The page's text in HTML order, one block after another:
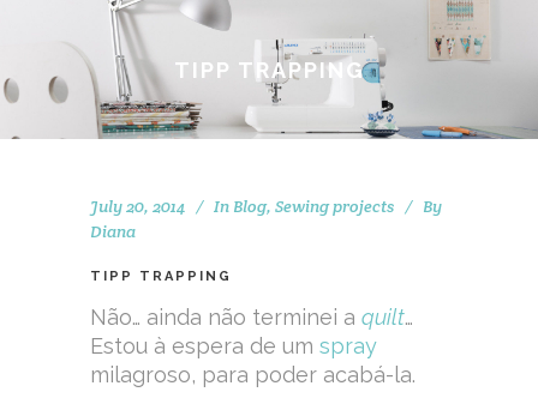
TIPP TRAPPING
July 20, 2014 In Blog, Sewing projects
By
Diana
TIPP TRAPPING
Não… ainda não terminei a quilt…
Estou à espera de um spray
milagroso, para poder acabá-la.